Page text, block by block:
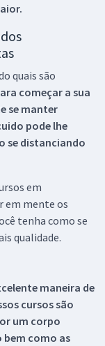
quais são
começar a sua
se manter
pode lhe
se distanciando
em
em mente os
tenha como se
qualidade.
maneira de
cursos são
um corpo
bem como as